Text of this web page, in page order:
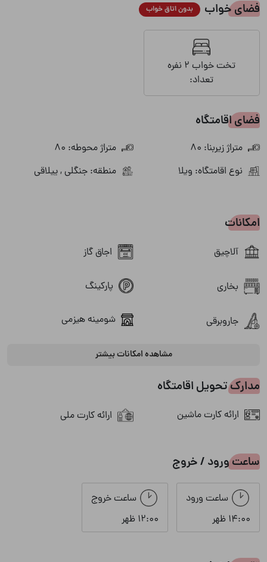
فضای خواب بدون اتاق خواب
تخت خواب 2 نفره
تعداد:
فضای اقامتگاه
متراژ زیربنا: 80
متراژ محوطه: 80
نوع اقامتگاه: ویلا
منطقه: جنگلی , ییلاقی
امکانات
آلاچیق اجاق گاز
بخاری پارکینگ
جاروبرقی شومینه هیزمی
منقل
میز ناهارخوری
ایرانی
چشم انداز
مشاهده امکانات بیشتر
مدارک تحویل اقامتگاه
ارائه کارت ماشین ارائه کارت ملی
ساعت ورود / خروج
ساعت ورود
14:00 ظهر
ساعت خروج
12:00 ظهر